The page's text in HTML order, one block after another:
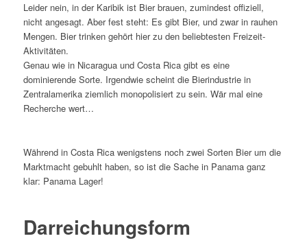
Leider nein, in der Karibik ist Bier brauen, zumindest offiziell,
nicht angesagt. Aber fest steht: Es gibt Bier, und zwar in rauhen
Mengen. Bier trinken gehört hier zu den beliebtesten Freizeit-
Aktivitäten.
Genau wie in Nicaragua und Costa Rica gibt es eine
dominierende Sorte. Irgendwie scheint die Bierindustrie in
Zentralamerika ziemlich monopolisiert zu sein. Wär mal eine
Recherche wert…
Während in Costa Rica wenigstens noch zwei Sorten Bier um die
Marktmacht gebuhlt haben, so ist die Sache in Panama ganz
klar: Panama Lager!
Darreichungsform